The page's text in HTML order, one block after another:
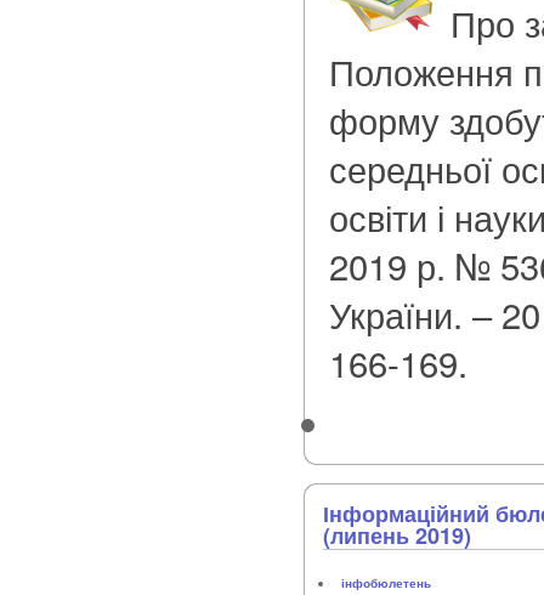
Про
Положення
форму
середньої
освіти і
2019 р. №
України. –
166-169.
Інформаційний
(липень 2019)
інфобюлетень